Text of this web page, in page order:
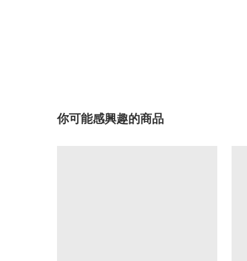
你可能感興趣的商品